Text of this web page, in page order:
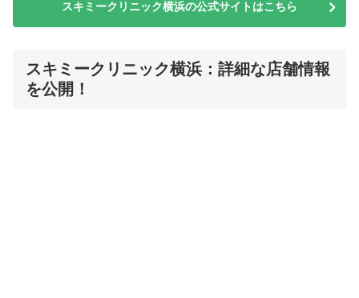
スキミークリニック横浜の公式サイトはこちら
スキミークリニック横浜：詳細な店舗情報
を公開！